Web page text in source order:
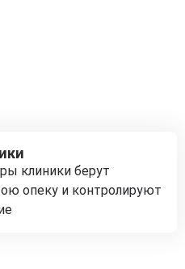
клиники берут
опеку и контролируют